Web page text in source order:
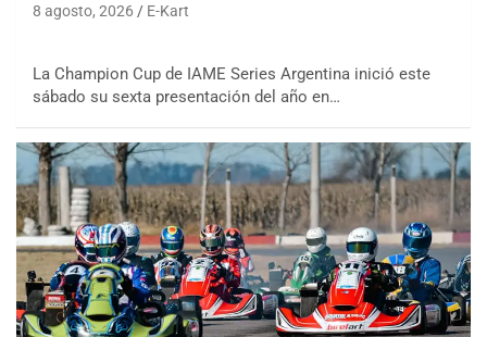
8 agosto, 2026 E-Kart
La Champion Cup de IAME Series Argentina inició este
sábado su sexta presentación del año en…